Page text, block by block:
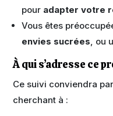
pour adapter votre
Vous êtes
envies sucrées, ou
À qui s’adresse ce
Ce suivi conviendra
cherchant à :